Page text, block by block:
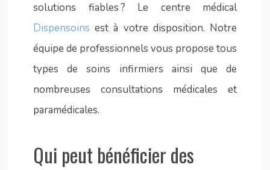
solutions fiables ? Le centre médical
Dispensoins est à votre disposition. Notre
équipe de professionnels vous propose tous
types de soins infirmiers ainsi que de
nombreuses consultations médicales et
paramédicales.
Qui peut bénéficier des